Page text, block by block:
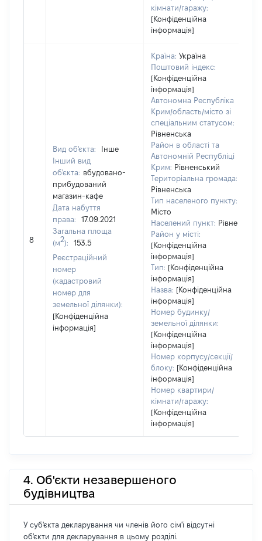
кімнати/гаражу:
[Конфіденційна
інформація]
8
Вид об'єкта:
Інше
Інший вид
об'єкта: вбудовано-
прибудований
магазин-кафе
Дата набуття
права:
17.09.2021
Загальна площа
(м2):
153.5
Реєстраційний
номер
(кадастровий
номер для
земельної ділянки):
[Конфіденційна
інформація]
Країна: Україна
Поштовий індекс:
[Конфіденційна
інформація]
Автономна Республіка
Крим/область/місто зі
спеціальним статусом:
Рівненська
Район в області та
Автономній Республіці
Крим: Рівненський
Територіальна громада:
Рівненська
Тип населеного пункту:
Місто
Населений пункт: Рівне
Район у місті:
[Конфіденційна
інформація]
Тип: [Конфіденційна
інформація]
Назва: [Конфіденційна
інформація]
Номер будинку/
земельної ділянки:
[Конфіденційна
інформація]
Номер корпусу/секції/
блоку: [Конфіденційна
інформація]
Номер квартири/
кімнати/гаражу:
[Конфіденційна
інформація]
4. Об'єкти незавершеного
будівництва
У суб'єкта декларування чи членів його сім'ї відсутні
об'єкти для декларування в цьому розділі.